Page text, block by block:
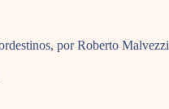
por Roberto Malvezzi